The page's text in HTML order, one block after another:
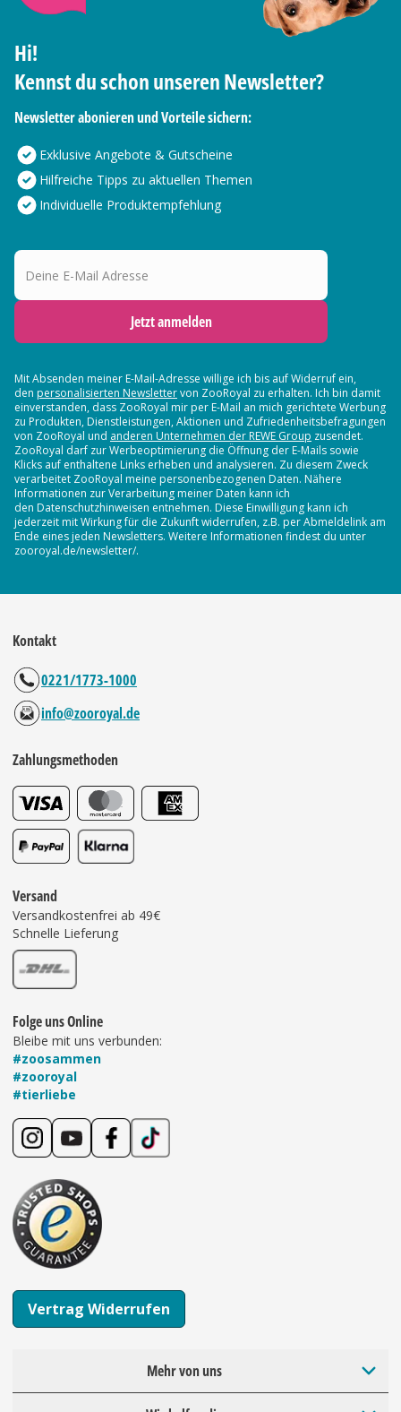
Hi!
Kennst du schon unseren Newsletter?
Newsletter abonieren und Vorteile sichern:
Exklusive Angebote & Gutscheine
Hilfreiche Tipps zu aktuellen Themen
Individuelle Produktempfehlung
Deine E-Mail Adresse
Jetzt anmelden
Mit Absenden meiner E-Mail-Adresse willige ich bis auf Widerruf ein,
den personalisierten Newslettervon ZooRoyal zu erhalten. Ich bin damit
einverstanden, dass ZooRoyal mir per E-Mail an mich gerichtete Werbung
zu Produkten, Dienstleistungen, Aktionen und Zufriedenheitsbefragungen
von ZooRoyal und anderen Unternehmen der REWE Group zusendet.
ZooRoyal darf zur Werbeoptimierung die Öffnung der E-Mails sowie
Klicks auf enthaltene Links erheben und analysieren. Zu diesem Zweck
verarbeitet ZooRoyal meine personenbezogenen Daten. Nähere
Informationen zur Verarbeitung meiner Daten kann ich
den Datenschutzhinweisen entnehmen. Diese Einwilligung kann ich
jederzeit mit Wirkung für die Zukunft widerrufen, z.B. per Abmeldelink am
Ende eines jeden Newsletters. Weitere Informationen findest du unter
zooroyal.de/newsletter/.
Kontakt
0221/1773-1000
info@zooroyal.de
Zahlungsmethoden
Versand
Versandkostenfrei ab 49€
Schnelle Lieferung
Folge uns Online
Bleibe mit uns verbunden:
#zoosammen
#zooroyal
#tierliebe
Vertrag Widerrufen
Mehr von uns